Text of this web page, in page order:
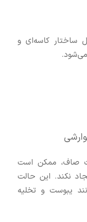
ساختار کاسه‌ای و
می‌شود.
صاف، ممکن است
نکند. این حالت
یبوست و تخلیه